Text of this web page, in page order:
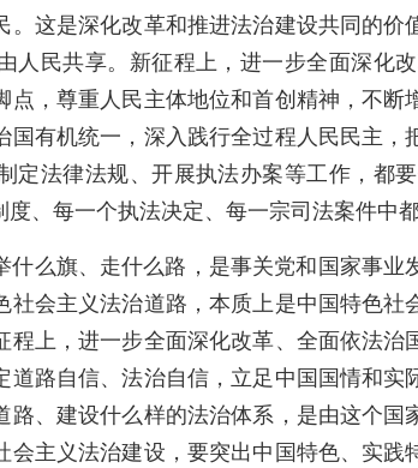
。这是深化改革和推进法治建设共同的
人民共享。新征程上，进一步全面深化
点，尊重人民主体地位和首创精神，不
有机统一，深入践行全过程人民民主
定法律法规、开展执法办案等工作，都
、每一个执法决定、每一宗司法案件中
什么旗、走什么路，是事关党和国家事
会主义法治道路，本质上是中国特色
程上，进一步全面深化改革、全面依法
道路自信、法治自信，立足中国国情和
路、建设什么样的法治体系，是由这个
会主义法治建设，要突出中国特色、实